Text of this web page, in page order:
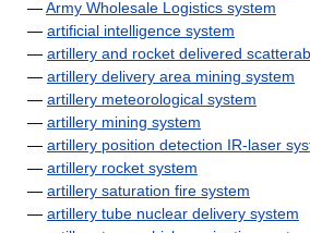
—Army Wholesale Logistics system
— artificial intelligence system
— artillery and rocket delivered
— artillery delivery area mining system
— artillery meteorological system
— artillery mining system
— artillery position detection IR-laser
— artillery rocket system
— artillery saturation fire system
— artillery tube nuclear delivery system